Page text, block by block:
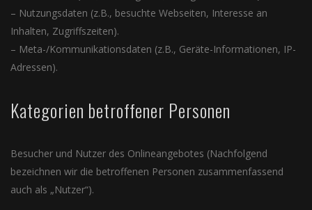
– Nutzungsdaten (z.B., besuchte Webseiten, Interesse an
Inhalten, Zugriffszeiten).
– Meta-/Kommunikationsdaten (z.B., Geräte-Informationen, IP-
Adressen).
Kategorien betroffener Personen
Besucher und Nutzer des Onlineangebotes (Nachfolgend
bezeichnen wir die betroffenen Personen zusammenfassend
auch als „Nutzer“).